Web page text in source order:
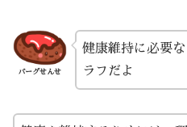
バーグせんせ
健康維持に必要な
ラフだよ